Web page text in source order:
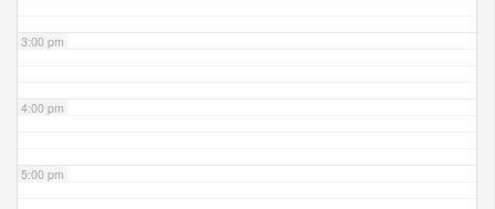
3:00 pm
4:00 pm
5:00 pm